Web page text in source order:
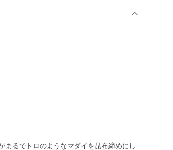
まるでトロのようなマダイを昆布締めにし